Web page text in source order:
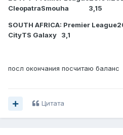
CleopatraSmouha 3,15
SOUTH AFRICA: Premier
CityTS Galaxy 3,1
посл окончания посчитаю баланс
Цитата